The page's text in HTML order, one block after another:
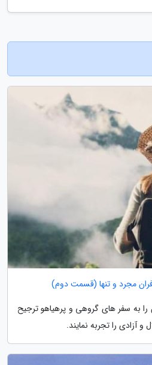
را به سفر های گروهی و پرهیاهو ترجیح
آزادی را تجربه نمایند.